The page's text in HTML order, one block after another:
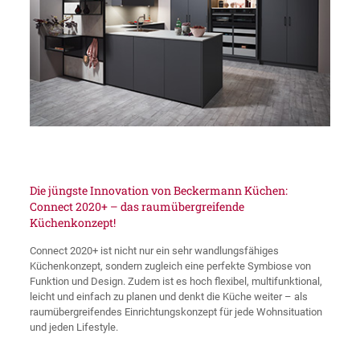
Die jüngste Innovation von Beckermann Küchen:
Connect 2020+ – das raumübergreifende
Küchenkonzept!
Connect 2020+ ist nicht nur ein sehr wandlungsfähiges
Küchenkonzept, sondern zugleich eine perfekte Symbiose von
Funktion und Design. Zudem ist es hoch flexibel, multifunktional,
leicht und einfach zu planen und denkt die Küche weiter – als
raumübergreifendes Einrichtungskonzept für jede Wohnsituation
und jeden Lifestyle.